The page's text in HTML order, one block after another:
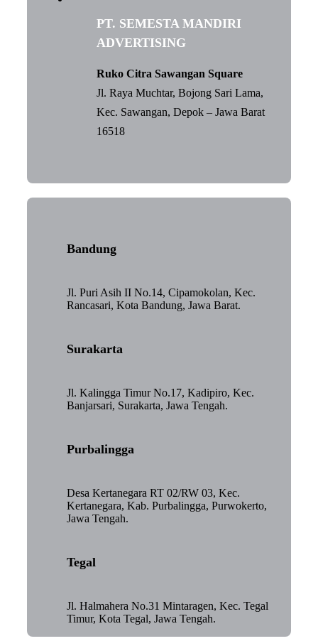
PT. SEMESTA MANDIRI
ADVERTISING
Ruko Citra Sawangan Square
Jl. Raya Muchtar, Bojong Sari Lama,
Kec. Sawangan, Depok – Jawa Barat
16518
Bandung
Jl. Puri Asih II No.14, Cipamokolan, Kec.
Rancasari, Kota Bandung, Jawa Barat.
Surakarta
Jl. Kalingga Timur No.17, Kadipiro, Kec.
Banjarsari, Surakarta, Jawa Tengah.
Purbalingga
Desa Kertanegara RT 02/RW 03, Kec.
Kertanegara, Kab. Purbalingga, Purwokerto,
Jawa Tengah.
Tegal
Jl. Halmahera No.31 Mintaragen, Kec. Tegal
Timur, Kota Tegal, Jawa Tengah.